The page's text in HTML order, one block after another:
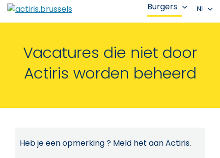
Burgers Nl
Vacatures die niet door
Actiris worden beheerd
Heb je een opmerking ? Meld het aan Actiris.